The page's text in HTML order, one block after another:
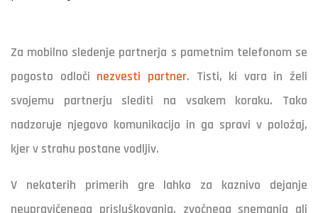
Za mobilno sledenje partnerja s pametnim telefonom se
pogosto odloči nezvesti partner. Tisti, ki vara in želi
svojemu partnerju slediti na vsakem koraku. Tako
nadzoruje njegovo komunikacijo in ga spravi v položaj,
kjer v strahu postane vodljiv.
V nekaterih primerih gre lahko za kaznivo dejanje
neupravičenega prisluškovanja, zvočnega snemanja ali